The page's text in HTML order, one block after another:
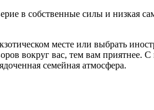
в собственные силы и низкая
месте или выбрать
вокруг вас, тем вам приятнее. С
семейная атмосфера.